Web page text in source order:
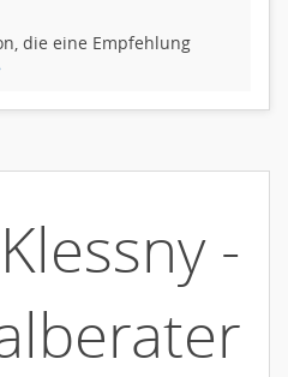
die eine Empfehlung
-